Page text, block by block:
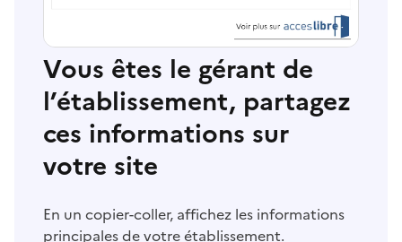
Vous êtes le gérant de
l’établissement, partagez
ces informations sur
votre site
En un copier-coller, affichez les informations
principales de votre établissement.